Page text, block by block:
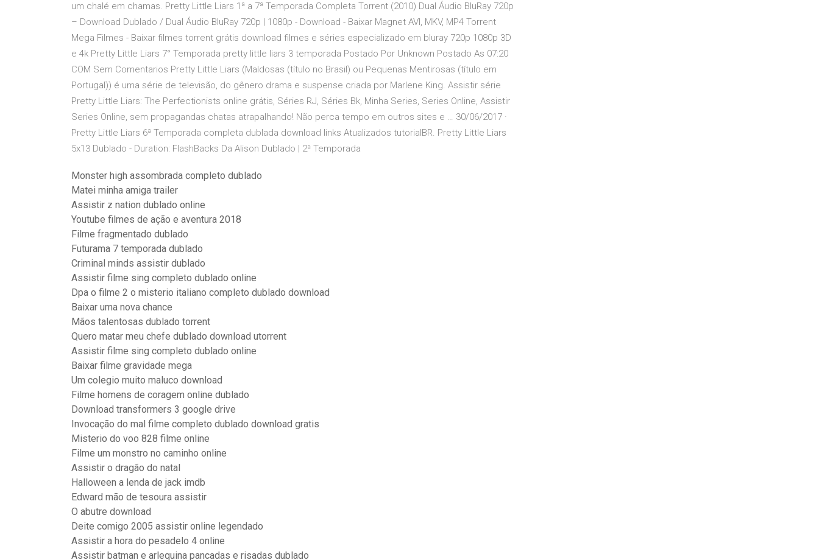
um chalé em chamas. Pretty Little Liars 1ª a 7ª Temporada Completa Torrent (2010) Dual Áudio BluRay 720p
– Download Dublado / Dual Áudio BluRay 720p | 1080p - Download - Baixar Magnet AVI, MKV, MP4 Torrent
Mega Filmes - Baixar filmes torrent grátis download filmes e séries especializado em bluray 720p 1080p 3D
e 4k Pretty Little Liars 7° Temporada pretty little liars 3 temporada Postado Por Unknown Postado As 07:20
COM Sem Comentarios Pretty Little Liars (Maldosas (título no Brasil) ou Pequenas Mentirosas (título em
Portugal)) é uma série de televisão, do gênero drama e suspense criada por Marlene King. Assistir série
Pretty Little Liars: The Perfectionists online grátis, Séries RJ, Séries Bk, Minha Series, Series Online, Assistir
Series Online, sem propagandas chatas atrapalhando! Não perca tempo em outros sites e … 30/06/2017 ·
Pretty Little Liars 6ª Temporada completa dublada download links Atualizados tutorialBR. Pretty Little Liars
5x13 Dublado - Duration: FlashBacks Da Alison Dublado | 2ª Temporada
Monster high assombrada completo dublado
Matei minha amiga trailer
Assistir z nation dublado online
Youtube filmes de ação e aventura 2018
Filme fragmentado dublado
Futurama 7 temporada dublado
Criminal minds assistir dublado
Assistir filme sing completo dublado online
Dpa o filme 2 o misterio italiano completo dublado download
Baixar uma nova chance
Mãos talentosas dublado torrent
Quero matar meu chefe dublado download utorrent
Assistir filme sing completo dublado online
Baixar filme gravidade mega
Um colegio muito maluco download
Filme homens de coragem online dublado
Download transformers 3 google drive
Invocação do mal filme completo dublado download gratis
Misterio do voo 828 filme online
Filme um monstro no caminho online
Assistir o dragão do natal
Halloween a lenda de jack imdb
Edward mão de tesoura assistir
O abutre download
Deite comigo 2005 assistir online legendado
Assistir a hora do pesadelo 4 online
Assistir batman e arlequina pancadas e risadas dublado